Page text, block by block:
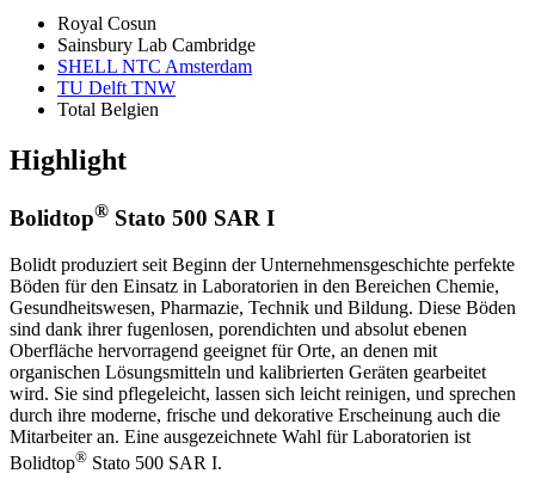
Royal Cosun
Sainsbury Lab Cambridge
SHELL NTC Amsterdam
TU Delft TNW
Total Belgien
Highlight
Bolidtop® Stato 500 SAR I
Bolidt produziert seit Beginn der Unternehmensgeschichte perfekte
Böden für den Einsatz in Laboratorien in den Bereichen Chemie,
Gesundheitswesen, Pharmazie, Technik und Bildung. Diese Böden
sind dank ihrer fugenlosen, porendichten und absolut ebenen
Oberfläche hervorragend geeignet für Orte, an denen mit
organischen Lösungsmitteln und kalibrierten Geräten gearbeitet
wird. Sie sind pflegeleicht, lassen sich leicht reinigen, und sprechen
durch ihre moderne, frische und dekorative Erscheinung auch die
Mitarbeiter an. Eine ausgezeichnete Wahl für Laboratorien ist
Bolidtop® Stato 500 SAR I.